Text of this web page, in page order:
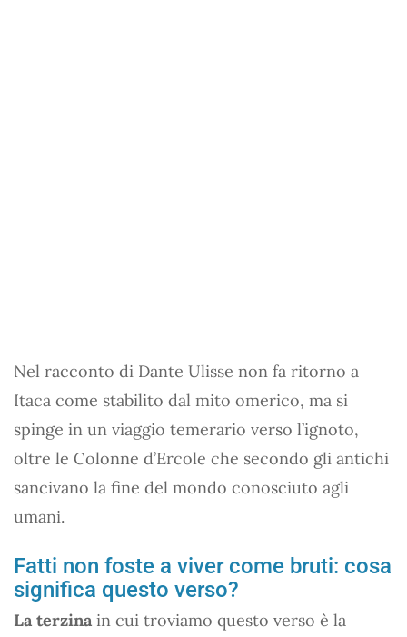
Nel racconto di Dante Ulisse non fa ritorno a
Itaca come stabilito dal mito omerico, ma si
spinge in un viaggio temerario verso l’ignoto,
oltre le Colonne d’Ercole che secondo gli antichi
sancivano la fine del mondo conosciuto agli
umani.
Fatti non foste a viver come bruti: cosa
significa questo verso?
La terzina in cui troviamo questo verso è la